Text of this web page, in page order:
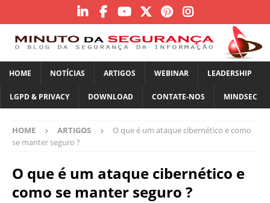
HOME NOTÍCIAS ARTIGOS WEBINAR LEADERSHIP
LGPD & PRIVACY DOWNLOAD CONTATE-NOS MINDSEC
HOME ARTIGOS
O que é um ataque cibernético e como
se manter seguro ?
O que é um ataque cibernético e
como se manter seguro ?